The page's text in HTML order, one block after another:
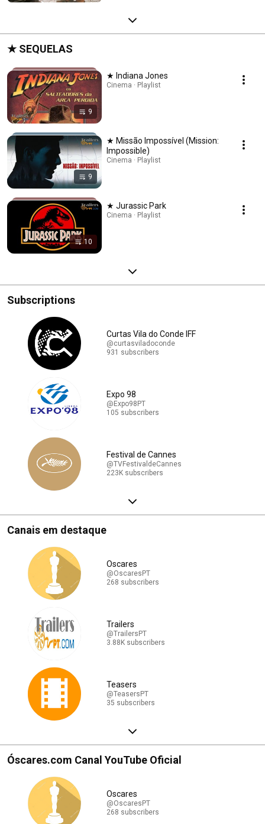
★ SEQUELAS
9
★ Indiana Jones
Cinema · Playlist
9
★ Missão Impossível (Mission:
Impossible)
Cinema · Playlist
10
★ Jurassic Park
Cinema · Playlist
Subscriptions
Curtas Vila do Conde IFF
@curtasviladoconde
931 subscribers
Expo 98
@Expo98PT
105 subscribers
Festival de Cannes
@TVFestivaldeCannes
223K subscribers
Canais em destaque
Oscares
@OscaresPT
268 subscribers
Trailers
@TrailersPT
3.88K subscribers
Teasers
@TeasersPT
35 subscribers
Óscares.com Canal YouTube Oficial
Oscares
@OscaresPT
268 subscribers